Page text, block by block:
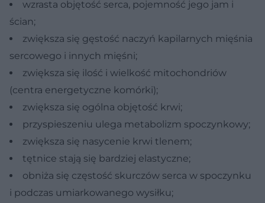
wzrasta objętość serca, pojemność jego jam i
ścian;
zwiększa się gęstość naczyń kapilarnych mięśnia
sercowego i innych mięśni;
zwiększa się ilość i wielkość mitochondriów
(centra energetyczne komórki);
zwiększa się ogólna objętość krwi;
przyspieszeniu ulega metabolizm spoczynkowy;
zwiększa się nasycenie krwi tlenem;
tętnice stają się bardziej elastyczne;
obniża się częstość skurczów serca w spoczynku
i podczas umiarkowanego wysiłku;